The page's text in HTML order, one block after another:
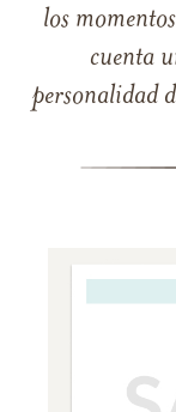
los
cuenta
personalidad